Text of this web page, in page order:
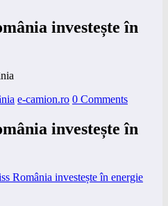
investește în
e-camion.ro 0 Comments
investește în